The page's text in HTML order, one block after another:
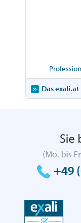
Das
Sie
(Mo. bis
+49